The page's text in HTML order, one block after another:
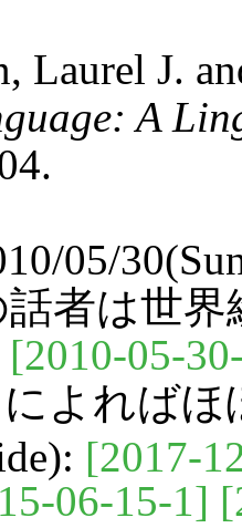
Laurel J.
A
05/
者は世
[2010-05-
によればほ
[2017-
06-15-1]